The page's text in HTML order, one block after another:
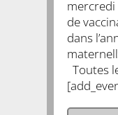
de
dans
Toutes